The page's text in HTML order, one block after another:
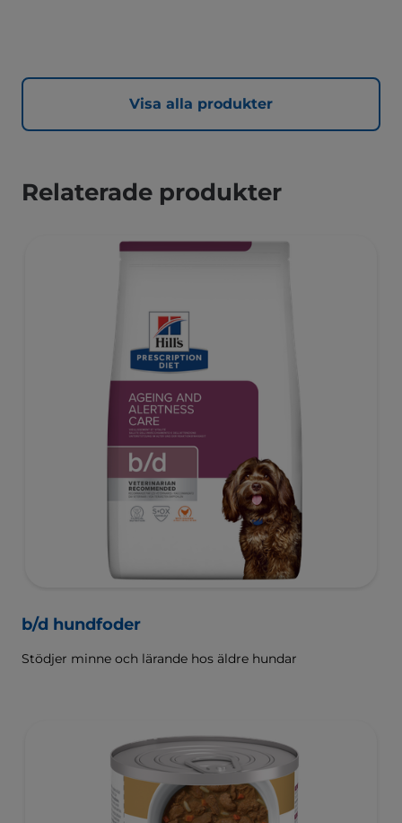
Visa alla produkter
Relaterade produkter
b/d hundfoder
Stödjer minne och lärande hos äldre hundar